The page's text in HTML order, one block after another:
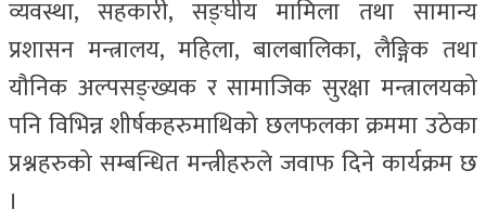
व्यवस्था, सहकारी, सङ्घीय मामिला तथा सामान्य
प्रशासन मन्त्रालय, महिला, बालबालिका, लैङ्गिक तथा
यौनिक अल्पसङ्ख्यक र सामाजिक सुरक्षा मन्त्रालयको
पनि विभिन्न शीर्षकहरुमाथिको छलफलका क्रममा उठेका
प्रश्नहरुको सम्बन्धित मन्त्रीहरुले जवाफ दिने कार्यक्रम छ
।